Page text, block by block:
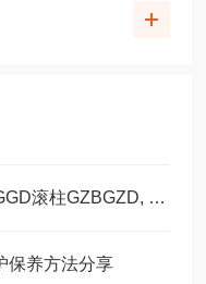
工艺滑块导轨钢球 GGB, GGC, GGD滚柱GZBGZD, GZV，GGBC/GZBC
保养方法分享